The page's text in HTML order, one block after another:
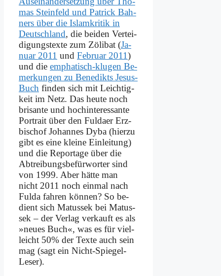
mas Stein­feld und Pa­trick Bah­
ners über die Is­lam­kri­tik in
Deutsch­land, die bei­den Ver­tei­
di­gungs­tex­te zum Zö­li­bat (Ja­
nu­ar 2011 und Fe­bru­ar 2011)
und die em­pha­tisch-klu­gen Be­
mer­kun­gen zu Be­ne­dikts Je­sus-
Buch fin­den sich mit Leich­tig­
keit im Netz. Das heu­te noch
bri­san­te und hoch­in­ter­es­san­te
Por­trait über den Ful­da­er Erz­
bi­schof Jo­han­nes Dy­ba (hier­zu
gibt es ei­ne klei­ne Ein­lei­tung)
und die Re­por­ta­ge über die
Abtreibungs­befürworter sind
von 1999. Aber hät­te man
nicht 2011 noch ein­mal nach
Ful­da fah­ren kön­nen? So be­
dient sich Ma­tus­sek bei Ma­tus­
sek – der Ver­lag ver­kauft es als
»neu­es Buch«, was es für viel­
leicht 50% der Tex­te auch sein
mag (sagt ein Nicht-Spie­gel-
Le­ser).